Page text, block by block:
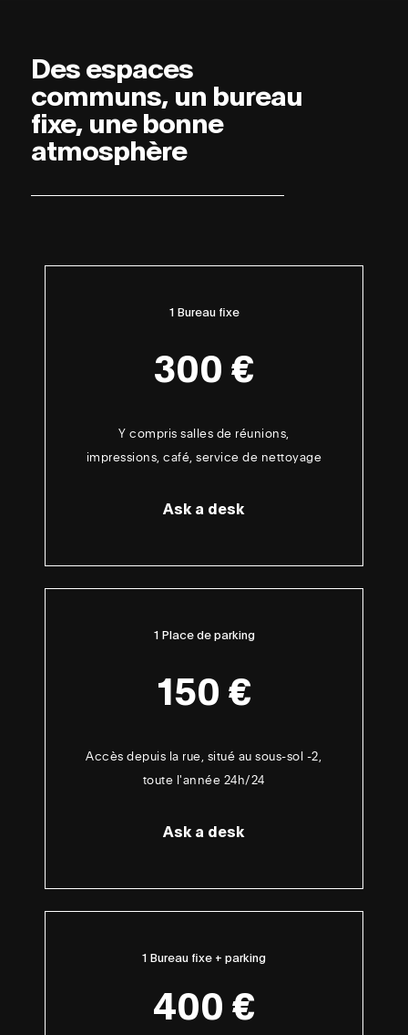
Des espaces
communs, un bureau
fixe, une bonne
atmosphère
1 Bureau fixe
300 €
Y compris salles de réunions,
impressions, café, service de nettoyage
Ask a desk
1 Place de parking
150 €
Accès depuis la rue, situé au sous-sol -2,
toute l'année 24h/24
Ask a desk
1 Bureau fixe + parking
400 €